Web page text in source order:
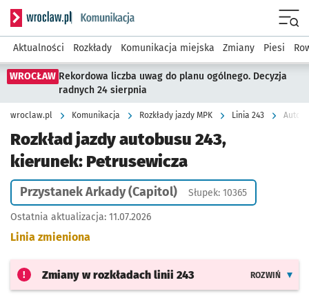
Serwis informacyjny wroclaw.pl podserwis: Komunikacja
Aktualności Rozkłady Komunikacja miejska Zmiany Piesi
WROCŁAW Rekordowa liczba uwag do planu ogólnego. Decyzja
radnych 24 sierpnia
wroclaw.pl Komunikacja Rozkłady jazdy MPK Linia 243
Rozkład jazdy autobusu 243,
kierunek: Petrusewicza
Przystanek Arkady (Capitol) Słupek: 10365
Ostatnia aktualizacja: 11.07.2026
Linia zmieniona
Zmiany w rozkładach linii 243 ROZWIŃ